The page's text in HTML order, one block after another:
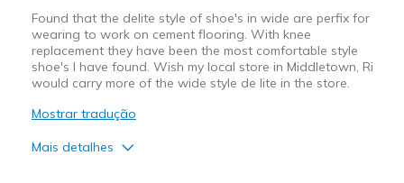
Sizing
Feels half size too small
View On Shoes
Shoes are for Wearing
Found that the delite style of shoe's in wide are perfix for
wearing to work on cement flooring. With knee
replacement they have been the most comfortable style
shoe's I have found. Wish my local store in Middletown, Ri
would carry more of the wide style de lite in the store.
Mostrar tradução
Mais detalhes